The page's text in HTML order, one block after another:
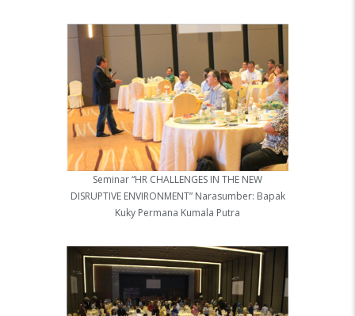
Seminar “HR CHALLENGES IN THE NEW
DISRUPTIVE ENVIRONMENT” Narasumber: Bapak
Kuky Permana Kumala Putra